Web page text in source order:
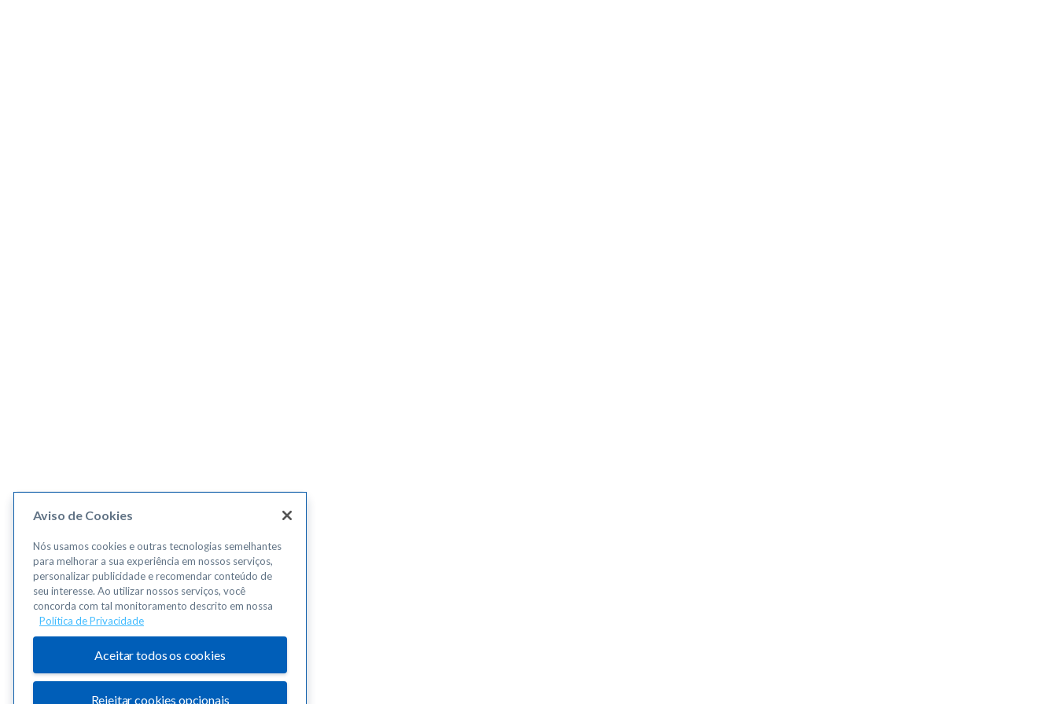
Aviso de Cookies
Nós usamos cookies e outras tecnologias semelhantes
para melhorar a sua experiência em nossos serviços,
personalizar publicidade e recomendar conteúdo de
seu interesse. Ao utilizar nossos serviços, você
concorda com tal monitoramento descrito em nossa
Política de Privacidade
Aceitar todos os cookies
Rejeitar cookies opcionais